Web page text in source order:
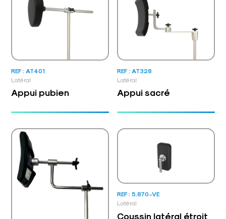
Latéral
REF : AT401
Appui pubien
Latéral
REF : AT328
Appui sacré
Latéral
REF : 5.870-VE
Coussin latéral étroit